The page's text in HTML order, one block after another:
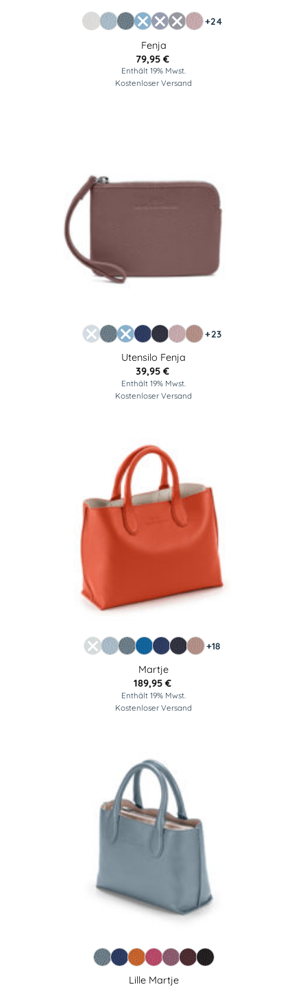
+24
Fenja
79,95 €
Enthält 19% Mwst.
Kostenloser Versand
+23
Utensilo Fenja
39,95 €
Enthält 19% Mwst.
Kostenloser Versand
+18
Martje
189,95 €
Enthält 19% Mwst.
Kostenloser Versand
Lille Martje